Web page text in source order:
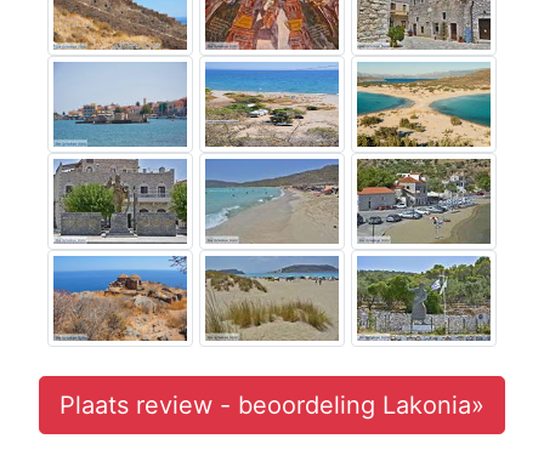
Plaats review - beoordeling Lakonia»